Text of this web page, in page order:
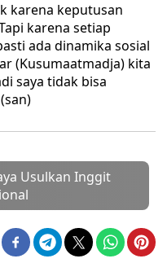
karena keputusan
karena setiap
ada dinamika sosial
(Kusumaatmadja) kita
saya tidak bisa
Usulkan Inggit